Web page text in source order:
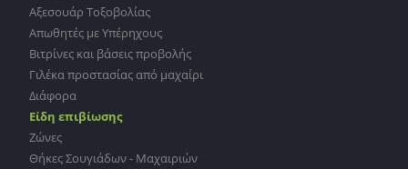
Αξεσουάρ Τοξοβολίας
Απωθητές με Υπέρηχους
Βιτρίνες και βάσεις προβολής
Γιλέκα προστασίας από μαχαίρι
Διάφορα
Είδη επιβίωσης
Ζώνες
Θήκες Σουγιάδων - Μαχαιριών